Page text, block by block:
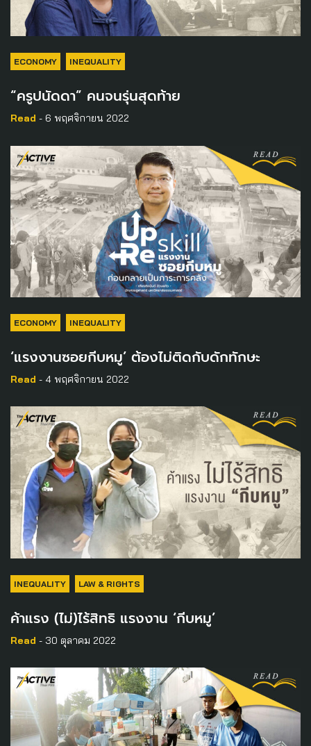
ECONOMY INEQUALITY
“ครูปนัดดา” คนจนรุ่นสุดท้าย
Read - 6 พฤศจิกายน 2022
ECONOMY INEQUALITY
‘แรงงานซอยกีบหมู’ ต้องไม่ติดกับดักทักษะ
Read - 4 พฤศจิกายน 2022
INEQUALITY LAW & RIGHTS
ค้าแรง (ไม่)ไร้สิทธิ แรงงาน ‘กีบหมู’
Read - 30 ตุลาคม 2022